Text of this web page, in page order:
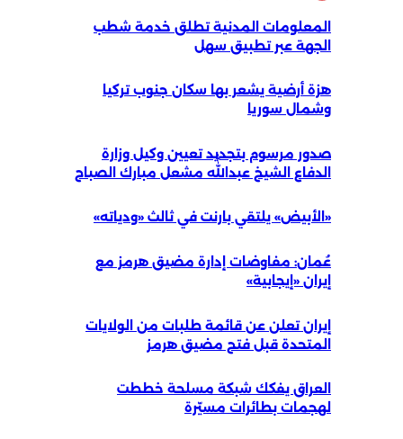
المعلومات المدنية تطلق خدمة شطب
الجهة عبر تطبيق سهل
هزة أرضية يشعر بها سكان جنوب تركيا
وشمال سوريا
صدور مرسوم بتجديد تعيين وكيل وزارة
الدفاع الشيخ عبداللّٰه مشعل مبارك الصباح
«الأبيض» يلتقي بارنت في ثالث «ودياته»
عُمان: مفاوضات إدارة مضيق هرمز مع
إيران «إيجابية»
إيران تعلن عن قائمة طلبات من الولايات
المتحدة قبل فتح مضيق هرمز
العراق يفكك شبكة مسلحة خططت
لهجمات بطائرات مسيّرة